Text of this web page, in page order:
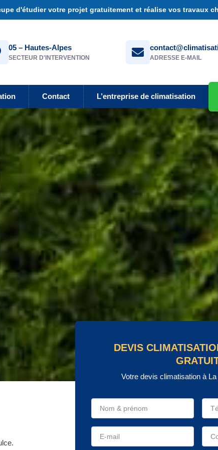
d'étudier votre projet gratuitement et réalise vos travaux
05 – Hautes-Alpes
SECTEUR D'INTERVENTION ADRESSE E-MAIL
Contact L’entreprise de climatisation
DEVIS
Votre devis climatisation à